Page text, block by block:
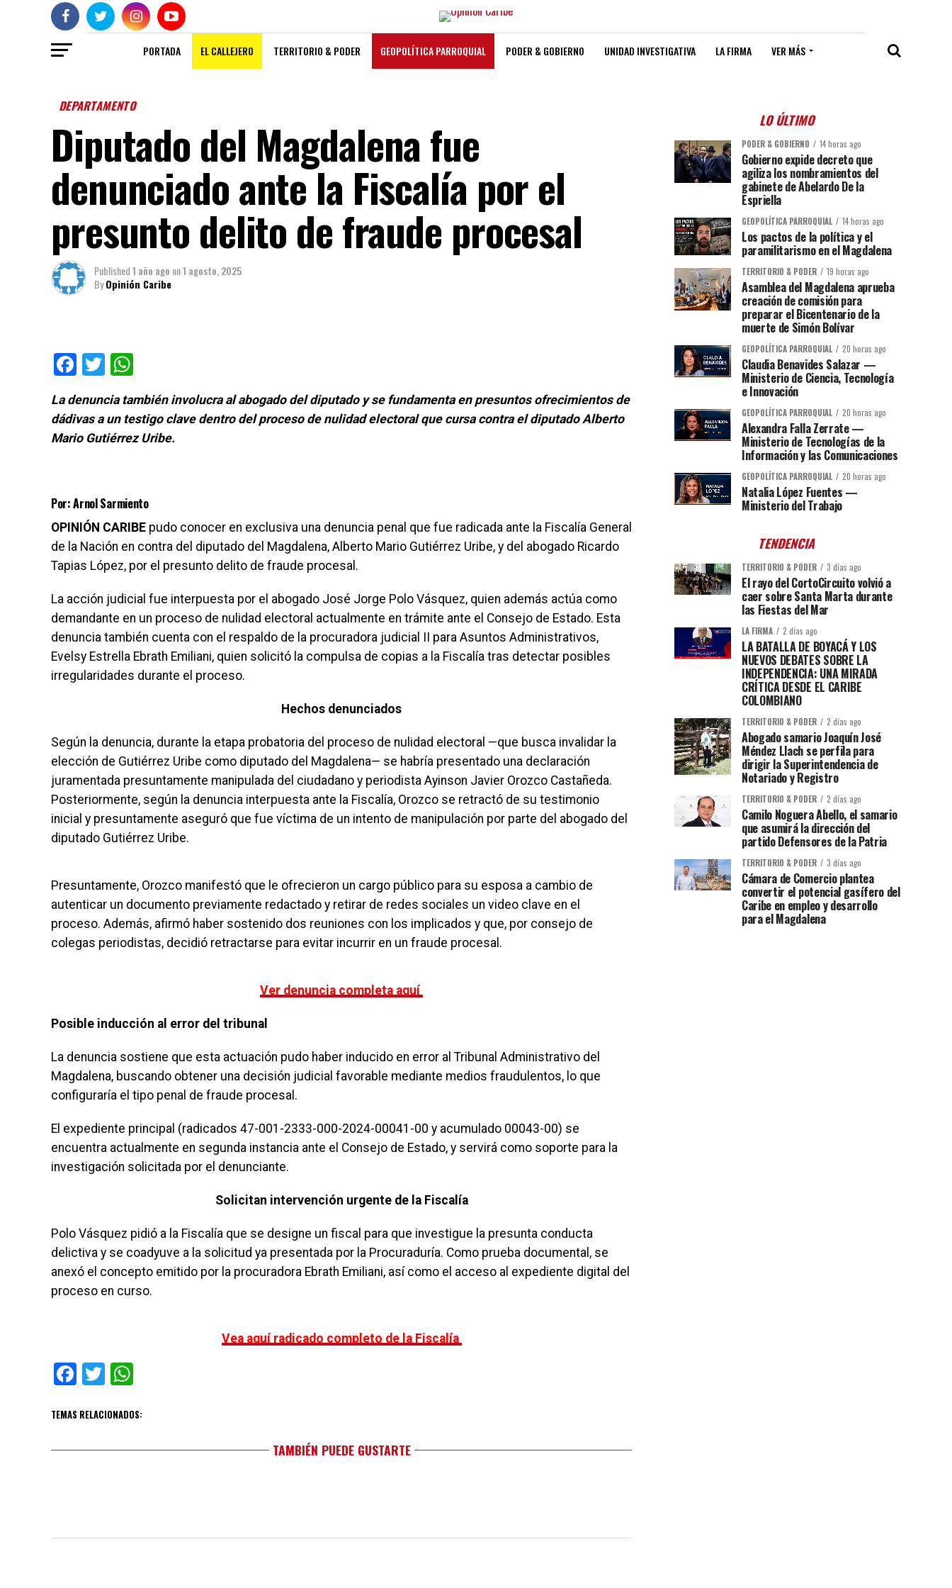
PORTADA EL CALLEJERO TERRITORIO & PODER GEOPOLÍTICA PARROQUIAL PODER & GOBIERNO UNIDAD INVESTIGATIVA LA FIRMA VER MÁS
DEPARTAMENTO
Diputado del Magdalena fue
denunciado ante la Fiscalía por el
presunto delito de fraude procesal
Published1 año ago on1 agosto, 2025
ByOpinión Caribe
Facebook
Twitter
La denuncia también involucra al abogado del diputado y se fundamenta en presuntos ofrecimientos de
dádivas a un testigo clave dentro del proceso de nulidad electoral que cursa contra el diputado Alberto
Mario Gutiérrez Uribe.
Por: Arnol Sarmiento
OPINIÓN CARIBE pudo conocer en exclusiva una denuncia penal que fue radicada ante la Fiscalía General
de la Nación en contra del diputado del Magdalena, Alberto Mario Gutiérrez Uribe, y del abogado Ricardo
Tapias López, por el presunto delito de fraude procesal.
La acción judicial fue interpuesta por el abogado José Jorge Polo Vásquez, quien además actúa como
demandante en un proceso de nulidad electoral actualmente en trámite ante el Consejo de Estado. Esta
denuncia también cuenta con el respaldo de la procuradora judicial II para Asuntos Administrativos,
Evelsy Estrella Ebrath Emiliani, quien solicitó la compulsa de copias a la Fiscalía tras detectar posibles
irregularidades durante el proceso.
Hechos denunciados
Según la denuncia, durante la etapa probatoria del proceso de nulidad electoral —que busca invalidar la
elección de Gutiérrez Uribe como diputado del Magdalena— se habría presentado una declaración
juramentada presuntamente manipulada del ciudadano y periodista Ayinson Javier Orozco Castañeda.
Posteriormente, según la denuncia interpuesta ante la Fiscalía, Orozco se retractó de su testimonio
inicial y presuntamente aseguró que fue víctima de un intento de manipulación por parte del abogado del
diputado Gutiérrez Uribe.
Presuntamente, Orozco manifestó que le ofrecieron un cargo público para su esposa a cambio de
autenticar un documento previamente redactado y retirar de redes sociales un video clave en el
proceso. Además, afirmó haber sostenido dos reuniones con los implicados y que, por consejo de
colegas periodistas, decidió retractarse para evitar incurrir en un fraude procesal.
Ver denuncia completa aquí
Posible inducción al error del tribunal
La denuncia sostiene que esta actuación pudo haber inducido en error al Tribunal Administrativo del
Magdalena, buscando obtener una decisión judicial favorable mediante medios fraudulentos, lo que
configuraría el tipo penal de fraude procesal.
El expediente principal (radicados 47-001-2333-000-2024-00041-00 y acumulado 00043-00) se
encuentra actualmente en segunda instancia ante el Consejo de Estado, y servirá como soporte para la
investigación solicitada por el denunciante.
Solicitan intervención urgente de la Fiscalía
Polo Vásquez pidió a la Fiscalía que se designe un fiscal para que investigue la presunta conducta
delictiva y se coadyuve a la solicitud ya presentada por la Procuraduría. Como prueba documental, se
anexó el concepto emitido por la procuradora Ebrath Emiliani, así como el acceso al expediente digital del
proceso en curso.
Vea aquí radicado completo de la Fiscalía
Facebook
Twitter
TEMAS RELACIONADOS:
TAMBIÉN PUEDE GUSTARTE
LO ÚLTIMO
PODER & GOBIERNO 14 horas ago
Gobierno expide decreto que
agiliza los nombramientos del
gabinete de Abelardo De la
Espriella
GEOPOLÍTICA PARROQUIAL 14 horas ago
Los pactos de la política y el
paramilitarismo en el Magdalena
TERRITORIO & PODER 19 horas ago
Asamblea del Magdalena aprueba
creación de comisión para
preparar el Bicentenario de la
muerte de Simón Bolívar
GEOPOLÍTICA PARROQUIAL 20 horas ago
Claudia Benavides Salazar —
Ministerio de Ciencia, Tecnología
e Innovación
GEOPOLÍTICA PARROQUIAL 20 horas ago
Alexandra Falla Zerrate —
Ministerio de Tecnologías de la
Información y las Comunicaciones
GEOPOLÍTICA PARROQUIAL 20 horas ago
Natalia López Fuentes —
Ministerio del Trabajo
TENDENCIA
TERRITORIO & PODER 3 días ago
El rayo del CortoCircuito volvió a
caer sobre Santa Marta durante
las Fiestas del Mar
LA FIRMA 2 días ago
LA BATALLA DE BOYACÁ Y LOS
NUEVOS DEBATES SOBRE LA
INDEPENDENCIA: UNA MIRADA
CRÍTICA DESDE EL CARIBE
COLOMBIANO
TERRITORIO & PODER 2 días ago
Abogado samario Joaquín José
Méndez Llach se perfila para
dirigir la Superintendencia de
Notariado y Registro
TERRITORIO & PODER 2 días ago
Camilo Noguera Abello, el samario
que asumirá la dirección del
partido Defensores de la Patria
TERRITORIO & PODER 3 días ago
Cámara de Comercio plantea
convertir el potencial gasífero del
Caribe en empleo y desarrollo
para el Magdalena